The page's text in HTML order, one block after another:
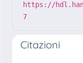
https://
7
Citazioni